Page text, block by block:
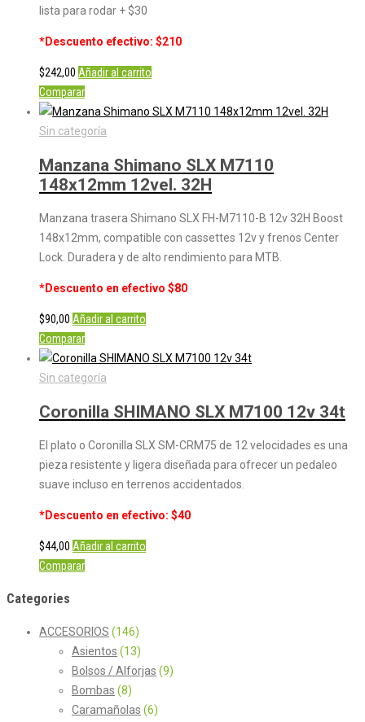
lista para rodar + $30
*Descuento efectivo: $210
$242,00 Añadir al carrito
Comparar
Sin categoría
Manzana Shimano SLX M7110
148x12mm 12vel. 32H
Manzana trasera Shimano SLX FH-M7110-B 12v 32H Boost
148x12mm, compatible con cassettes 12v y frenos Center
Lock. Duradera y de alto rendimiento para MTB.
*Descuento en efectivo $80
$90,00 Añadir al carrito
Comparar
Sin categoría
Coronilla SHIMANO SLX M7100 12v 34t
El plato o Coronilla SLX SM-CRM75 de 12 velocidades es una
pieza resistente y ligera diseñada para ofrecer un pedaleo
suave incluso en terrenos accidentados.
*Descuento en efectivo: $40
$44,00 Añadir al carrito
Comparar
Categories
ACCESORIOS (146)
Asientos (13)
Bolsos / Alforjas (9)
Bombas (8)
Caramañolas (6)